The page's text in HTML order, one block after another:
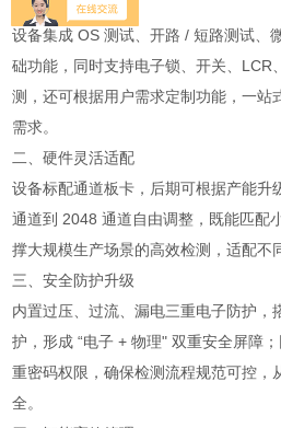
一、功能覆盖全面
设备集成 OS 测试、开路 / 短路测试、
础功能，同时支持电子锁、开关、LCR
测，还可根据用户需求定制功能，一站
需求。
二、硬件灵活适配
设备标配通道板卡，后期可根据产能升
通道到 2048 通道自由调整，既能匹配
撑大规模生产场景的高效检测，适配不
三、安全防护升级
内置过压、过流、漏电三重电子防护，
护，形成 “电子 + 物理" 双重安全屏障
重密码权限，确保检测流程规范可控，
全。